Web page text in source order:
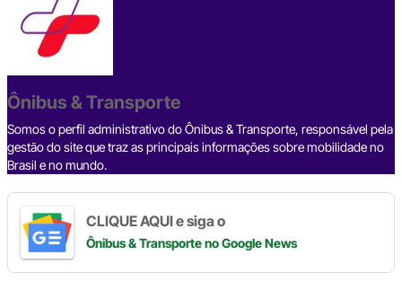
e
b
o
o
k
s
Ônibus & Transporte
Somos o perfil administrativo do Ônibus & Transporte, responsável pela
gestão do site que traz as principais informações sobre mobilidade no
Brasil e no mundo.
CLIQUE AQUI e siga o
Ônibus & Transporteno Google News